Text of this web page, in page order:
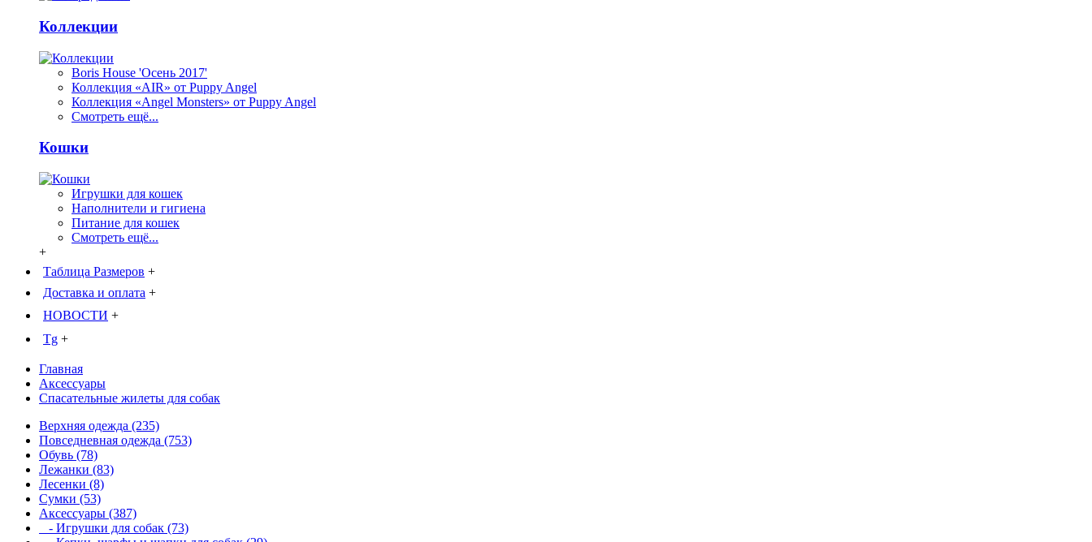
Коллекции
Boris House 'Осень 2017'
Коллекция «AIR» от Puppy Angel
Коллекция «Angel Monsters» от Puppy Angel
Смотреть ещё...
Кошки
Игрушки для кошек
Наполнители и гигиена
Питание для кошек
Смотреть ещё...
+
Таблица Размеров +
Доставка и оплата +
НОВОСТИ +
Tg +
Главная
Аксессуары
Спасательные жилеты для собак
Верхняя одежда (235)
Повседневная одежда (753)
Обувь (78)
Лежанки (83)
Лесенки (8)
Сумки (53)
Аксессуары (387)
- Игрушки для собак (73)